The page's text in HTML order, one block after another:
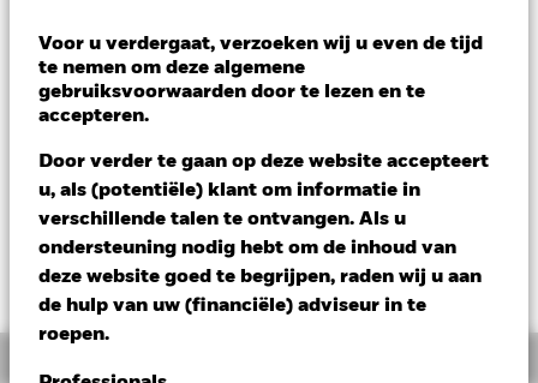
Voor u verdergaat, verzoeken wij u even de tijd
te nemen om deze algemene
gebruiksvoorwaarden door te lezen en te
accepteren.
Door verder te gaan op deze website accepteert
u, als (potentiële) klant om informatie in
verschillende talen te ontvangen. Als u
ondersteuning nodig hebt om de inhoud van
deze website goed te begrijpen, raden wij u aan
de hulp van uw (financiële) adviseur in te
roepen.
NAV per 05/aug/2026
EUR 17,09
Verandering NAV 1 dag per 05/aug/2026
EUR -0,14 (-0,84%)
Totaalrendement per 05/aug/2026
YTD: 15,17%